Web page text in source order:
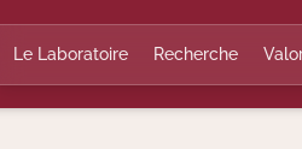
Le Laboratoire Recherche